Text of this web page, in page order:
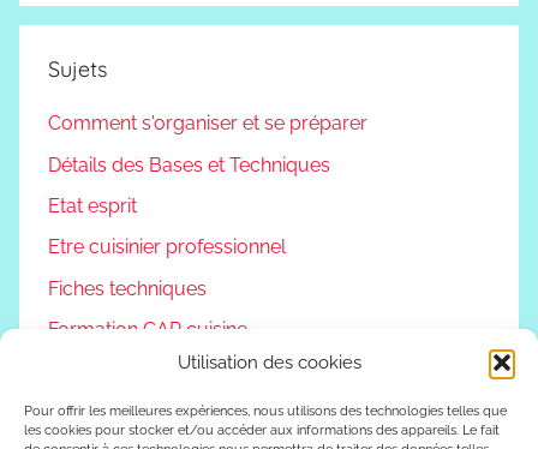
Utilisation des cookies
Pour offrir les meilleures expériences, nous utilisons des technologies telles que
les cookies pour stocker et/ou accéder aux informations des appareils. Le fait
Sujets
Comment s'organiser et se préparer
Détails des Bases et Techniques
Etat esprit
Etre cuisinier professionnel
Fiches techniques
Formation CAP cuisine
Podcast